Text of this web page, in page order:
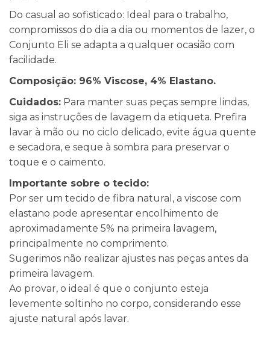
Do casual ao sofisticado: Ideal para o trabalho,
compromissos do dia a dia ou momentos de lazer, o
Conjunto Eli se adapta a qualquer ocasião com
facilidade.
Composição: 96% Viscose, 4% Elastano.
Cuidados: Para manter suas peças sempre lindas,
siga as instruções de lavagem da etiqueta. Prefira
lavar à mão ou no ciclo delicado, evite água quente
e secadora, e seque à sombra para preservar o
toque e o caimento.
Importante sobre o tecido:
Por ser um tecido de fibra natural, a viscose com
elastano pode apresentar encolhimento de
aproximadamente 5% na primeira lavagem,
principalmente no comprimento.
Sugerimos não realizar ajustes nas peças antes da
primeira lavagem.
Ao provar, o ideal é que o conjunto esteja
levemente soltinho no corpo, considerando esse
ajuste natural após lavar.